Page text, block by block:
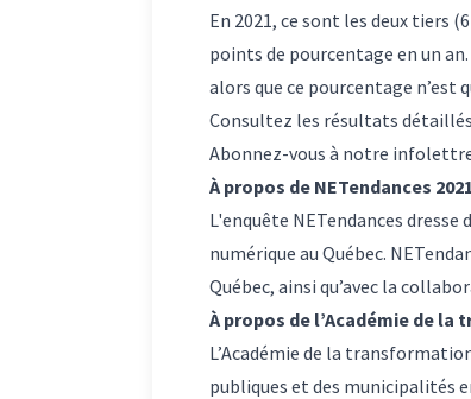
En 2021, ce sont les deux tiers
points de pourcentage en un
alors que ce pourcentage n’est
Consultez les résultats
Abonnez-vous à notre
À propos de NETendances 2021
L'enquête NETendances
numérique au Québec.
Québec, ainsi qu’avec la
À propos de l’Académie de
L’Académie de la
publiques et des municipalités